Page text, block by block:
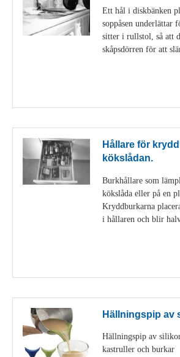
Ett hål i diskbänken
soppåsen underlättar
sitter i rullstol, så att
skåpsdörren för att
Hållare för
kökslådan.
Burkhållare som
kökslåda eller på en
Kryddburkarna
i hållaren och blir
Hällningspip av
Hällningspip av
kastruller och burkar